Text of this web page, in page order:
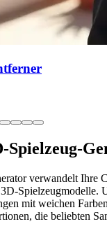
Spielzeug-
verwandelt Ihre
Spielzeugmodelle.
mit weichen
die beliebten